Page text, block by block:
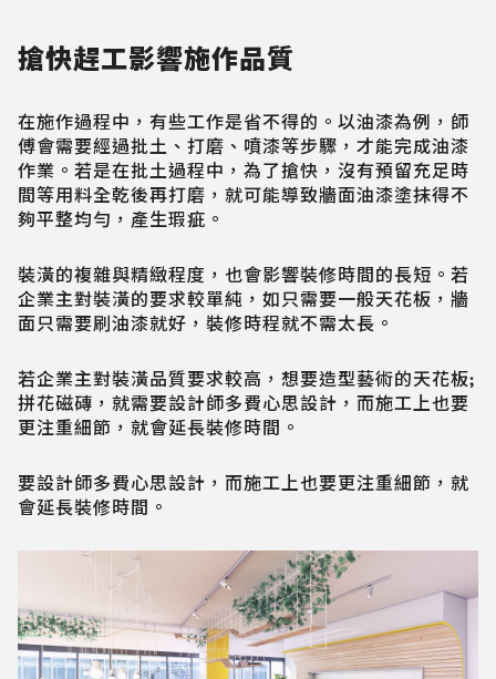
搶快趕工影響施作品質
在施作過程中，有些工作是省不得的。以油漆為例，師
傅會需要經過批土、打磨、噴漆等步驟，才能完成油漆
作業。若是在批土過程中，為了搶快，沒有預留充足時
間等用料全乾後再打磨，就可能導致牆面油漆塗抹得不
夠平整均勻，產生瑕疵。
裝潢的複雜與精緻程度，也會影響裝修時間的長短。若
企業主對裝潢的要求較單純，如只需要一般天花板，牆
面只需要刷油漆就好，裝修時程就不需太長。
若企業主對裝潢品質要求較高，想要造型藝術的天花板;
拼花磁磚，就需要設計師多費心思設計，而施工上也要
更注重細節，就會延長裝修時間。
要設計師多費心思設計，而施工上也要更注重細節，就
會延長裝修時間。